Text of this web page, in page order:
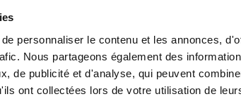
personnaliser le contenu et les annonces,
Nous partageons également des
de publicité et d'analyse, qui peuvent
ont collectées lors de votre utilisation de
état de santé fréquemment
adaptées. Mais très
légal pour y accéder (60
mais aussi de
étant de 85 ans.